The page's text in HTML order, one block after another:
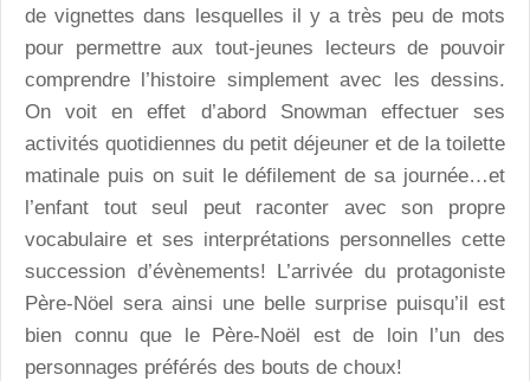
de vignettes dans lesquelles il y a très peu de mots
pour permettre aux tout-jeunes lecteurs de pouvoir
comprendre l’histoire simplement avec les dessins.
On voit en effet d’abord Snowman effectuer ses
activités quotidiennes du petit déjeuner et de la toilette
matinale puis on suit le défilement de sa journée…et
l’enfant tout seul peut raconter avec son propre
vocabulaire et ses interprétations personnelles cette
succession d’évènements! L’arrivée du protagoniste
Père-Nöel sera ainsi une belle surprise puisqu’il est
bien connu que le Père-Noël est de loin l’un des
personnages préférés des bouts de choux!